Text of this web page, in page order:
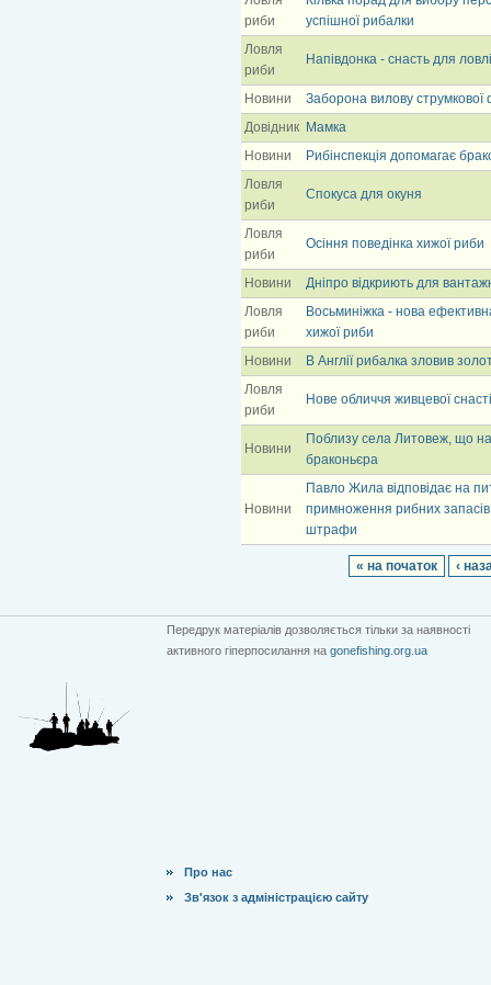
риби
успішної рибалки
Ловля
риби
Напівдонка - снасть для
Новини
Заборона вилову струмкової
Довідник Мамка
Новини
Рибінспекція допомагає
Ловля
риби
Спокуса для окуня
Ловля
риби
Осіння поведінка хижої риби
Новини
Дніпро відкриють для
Ловля
риби
Восьминіжка - нова
хижої риби
Новини
В Англії рибалка зловив
Ловля
риби
Нове обличчя живцевої снасті
Новини
Поблизу села Литовеж, що
браконьєра
Новини
Павло Жила відповідає на
примноження рибних
штрафи
« на початок ‹
Передрук матеріалів дозволяється тільки за наявності
активного гіперпосилання на gonefishing.org.ua
Про нас
Зв'язок з адміністрацією сайту